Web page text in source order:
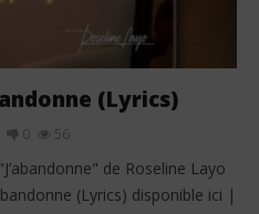
(Lyrics)
0 56
de Roseline Layo
(Lyrics) disponible ici |